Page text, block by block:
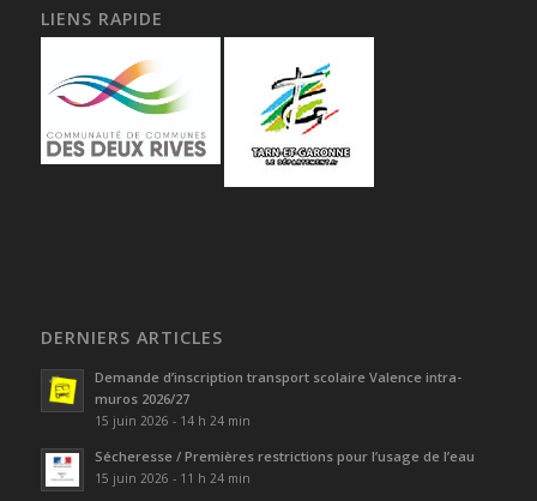
LIENS RAPIDE
DERNIERS ARTICLES
Demande d’inscription transport scolaire Valence intra-
muros 2026/27
15 juin 2026 - 14 h 24 min
Sécheresse / Premières restrictions pour l’usage de l’eau
15 juin 2026 - 11 h 24 min